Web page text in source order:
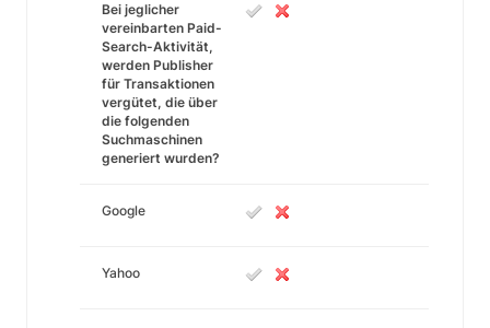
Bei jeglicher
vereinbarten Paid-
Search-Aktivität,
werden Publisher
für Transaktionen
vergütet, die über
die folgenden
Suchmaschinen
generiert wurden?
Google
Yahoo